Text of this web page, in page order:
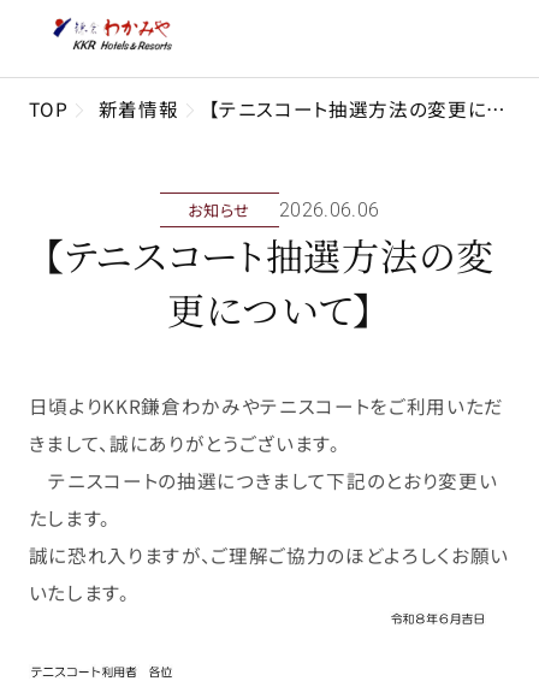
TOP 新着情報 【テニスコート抽選方法の変更について】
【テニスコート抽選方法の変
更について】
2026年06月06日
お知らせ
日頃よりKKR鎌倉わかみやテニスコートをご利用いただ
きまして、誠にありがとうございます。
テニスコートの抽選につきまして下記のとおり変更い
たします。
誠に恐れ入りますが、ご理解ご協力のほどよろしくお願い
いたします。